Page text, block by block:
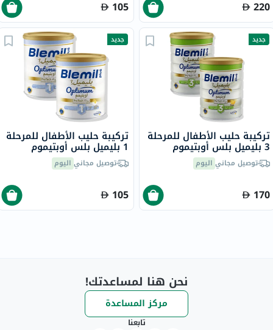
220
105
جديد
تركيبة حليب الأطفال للمرحلة
3 بليميل بلس أوبتيموم
سنوات - 2 × 800 جرام
توصيل مجاني اليوم
170
جديد
تركيبة حليب الأطفال للمرحلة
1 بليميل بلس أوبتيموم
بروتيك، من عمر 0 إلى 6
أشهر - 2 × 400 جرام
توصيل مجاني اليوم
105
نحن هنا لمساعدتك!
مركز المساعدة
تابعنا